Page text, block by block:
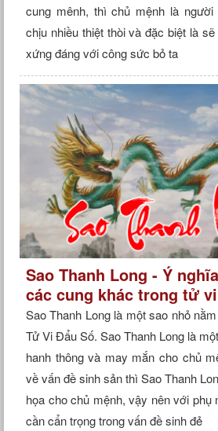
cung mênh, thì chủ mệnh là người
chịu nhiều thiệt thòi và đặc biệt là
xứng đáng với công sức bỏ ta
Sao Thanh Long - Ý
các cung khác trong tử vi
Sao Thanh Long là một sao nhỏ
Tử Vi Đẩu Số. Sao Thanh Long là
hanh thông và may mắn cho chủ
về vấn đề sinh sản thì Sao Thanh
họa cho chủ mệnh, vậy nên với phụ
cần cẩn trọng trong vấn đề sinh đẻ